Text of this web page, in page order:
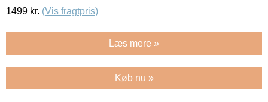
1499 kr. (Vis fragtpris)
Læs mere »
Køb nu »